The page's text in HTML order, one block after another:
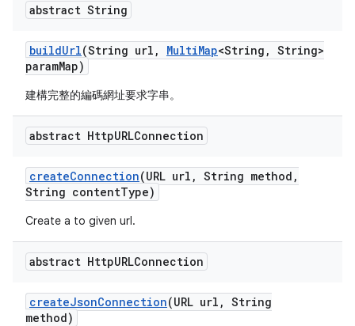
abstract String
buildUrl(String url , MultiMap<String , String>
paramMap)
建構完整的編碼網址要求字串。
abstract HttpURLConnection
createConnection(URL url , String method ,
String contentType)
Create a to given url.
abstract HttpURLConnection
createJsonConnection(URL url , String
method)